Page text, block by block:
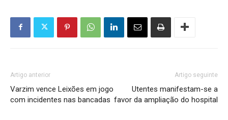
Artigo anterior
Varzim vence Leixões em jogo
com incidentes nas bancadas
Artigo seguinte
Utentes manifestam-se a
favor da ampliação do hospital